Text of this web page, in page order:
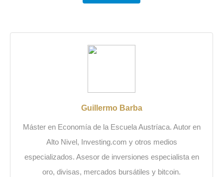
Guillermo Barba
Máster en Economía de la Escuela Austríaca. Autor en
Alto Nivel, Investing.com y otros medios
especializados. Asesor de inversiones especialista en
oro, divisas, mercados bursátiles y bitcoin.